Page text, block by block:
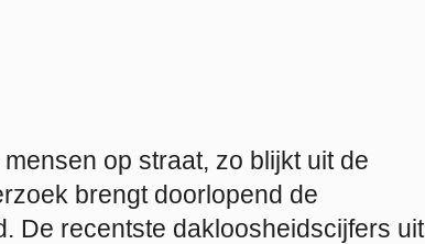
op straat, zo blijkt uit de
brengt doorlopend de
De recentste dakloosheidscijfers uit